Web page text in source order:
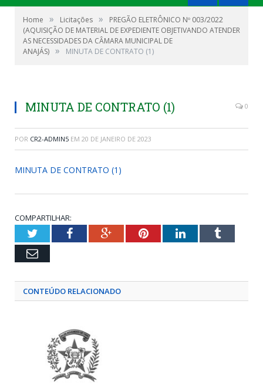
Home » Licitações »
PREGÃO ELETRÔNICO Nº 003/2022
(AQUISIÇÃO DE MATERIAL DE EXPEDIENTE OBJETIVANDO ATENDER
AS NECESSIDADES DA CÂMARA MUNICIPAL DE
ANAJÁS) » MINUTA DE CONTRATO (1)
MINUTA DE CONTRATO (1) 0
POR CR2-ADMIN5 EM 20 DE JANEIRO DE 2023
MINUTA DE CONTRATO (1)
COMPARTILHAR:
TwitterFacebookGoogle+PinterestLinkedInTumblr
Email
CONTEÚDO RELACIONADO